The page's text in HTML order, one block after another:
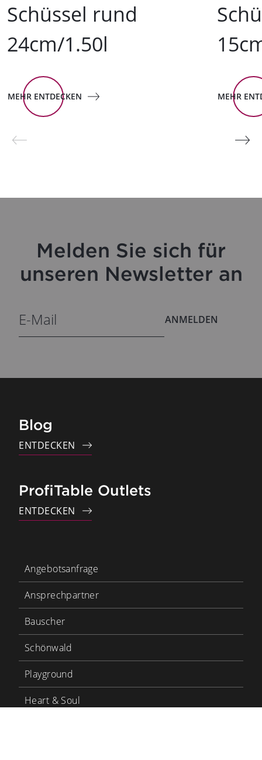
Schüssel rund
24cm/1.50l
MEHR ENTDECKEN MEHR
Melden Sie sich für
unseren Newsletter an
ANMELDEN
Blog
ENTDECKEN
ProfiTable Outlets
ENTDECKEN
Angebotsanfrage
Ansprechpartner
Bauscher
Schönwald
Playground
Heart & Soul